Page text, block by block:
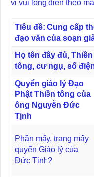
vị vui lòng điền theo
Tiêu đề: Cung cấp
đạo văn của soạn
Họ tên đầy đủ,
tông, cư ngụ, số
Quyển giáo lý Đạo
Phật Thiền tông của
ông Nguyễn Đức
Tịnh
Phần mấy, trang mấy
quyển Giáo lý của
Đức Tịnh?